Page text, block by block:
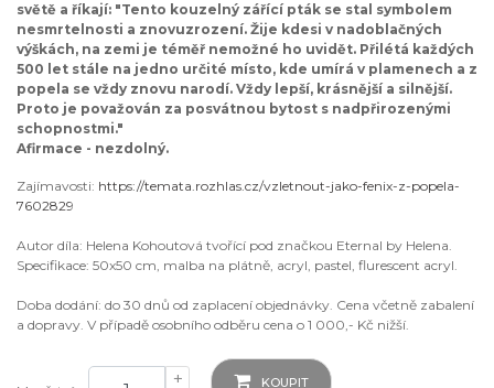
světě a říkají: "Tento kouzelný zářící pták se stal symbolem
nesmrtelnosti a znovuzrození. Žije kdesi v nadoblačných
výškách, na zemi je téměř nemožné ho uvidět. Přilétá každých
500 let stále na jedno určité místo, kde umírá v plamenech a z
popela se vždy znovu narodí. Vždy lepší, krásnější a silnější.
Proto je považován za posvátnou bytost s nadpřirozenými
schopnostmi."
Afirmace - nezdolný.
Zajímavosti: https://temata.rozhlas.cz/vzletnout-jako-fenix-z-popela-
7602829
Autor díla: Helena Kohoutová tvořící pod značkou Eternal by Helena.
Specifikace: 50x50 cm, malba na plátně, acryl, pastel, flurescent acryl.
Doba dodání: do 30 dnů od zaplacení objednávky. Cena včetně zabalení
a dopravy. V případě osobního odběru cena o 1 000,- Kč nižší.
+
KOUPIT